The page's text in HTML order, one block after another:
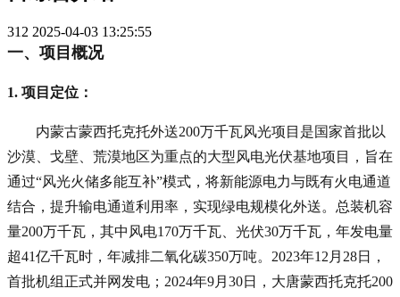
312 2025-04-03 13:25:55
一、项目概况
1. 项目定位 ：
内蒙古蒙西托克托外送200万千瓦风光项目是国家首批以
沙漠、戈壁、荒漠地区为重点的大型风电光伏基地项目，旨在
通过“风光火储多能互补”模式，将新能源电力与既有火电通道
结合，提升输电通道利用率，实现绿电规模化外送。总装机容
量200万千瓦，其中风电170万千瓦、光伏30万千瓦，年发电量
超41亿千瓦时，年减排二氧化碳350万吨。2023年12月28日，
首批机组正式并网发电；2024年9月30日，大唐蒙西托克托200